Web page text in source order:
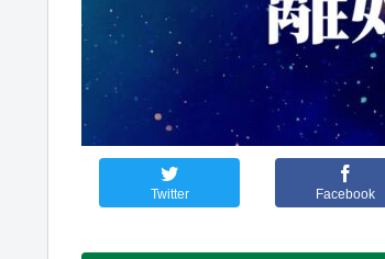
Twitter Facebook